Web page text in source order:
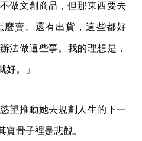
做文創商品，但那東西要去
麼賣、還有出貨，這些都好
法做這些事。我的理想是，
好。」
望推動她去規劃人生的下一
實骨子裡是悲觀。